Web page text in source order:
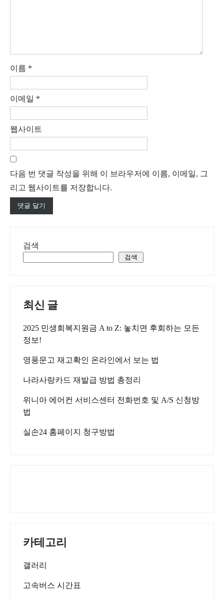
이름 *
이메일 *
웹사이트
다음 번 댓글 작성을 위해 이 브라우저에 이름, 이메일, 그
리고 웹사이트를 저장합니다.
검색
검색
최신 글
2025 민생회복지원금 A to Z: 놓치면 후회하는 모든
정보!
영풍문고 재고확인 온라인에서 보는 법
나라사랑카드 재발급 방법 총정리
위니아 에어컨 서비스센터 전화번호 및 A/S 신청방
법
실손24 홈페이지 청구방법
카테고리
갤러리
고속버스 시간표